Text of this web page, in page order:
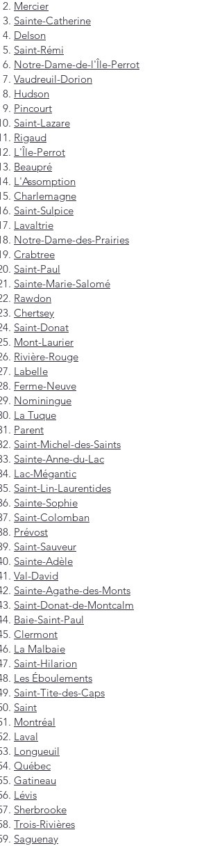
Mercier
Sainte-Catherine
Delson
Saint-Rémi
Notre-Dame-de-l'Île-Perrot
Vaudreuil-Dorion
Hudson
Pincourt
Saint-Lazare
Rigaud
L'Île-Perrot
Beaupré
L'Assomption
Charlemagne
Saint-Sulpice
Lavaltrie
Notre-Dame-des-Prairies
Crabtree
Saint-Paul
Sainte-Marie-Salomé
Rawdon
Chertsey
Saint-Donat
Mont-Laurier
Rivière-Rouge
Labelle
Ferme-Neuve
Nominingue
La Tuque
Parent
Saint-Michel-des-Saints
Sainte-Anne-du-Lac
Lac-Mégantic
Saint-Lin-Laurentides
Sainte-Sophie
Saint-Colomban
Prévost
Saint-Sauveur
Sainte-Adèle
Val-David
Sainte-Agathe-des-Monts
Saint-Donat-de-Montcalm
Baie-Saint-Paul
Clermont
La Malbaie
Saint-Hilarion
Les Éboulements
Saint-Tite-des-Caps
Saint
Montréal
Laval
Longueuil
Québec
Gatineau
Lévis
Sherbrooke
Trois-Rivières
Saguenay